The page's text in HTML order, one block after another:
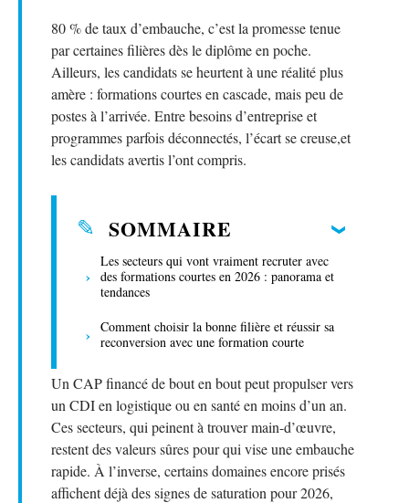
80 % de taux d’embauche, c’est la promesse tenue
par certaines filières dès le diplôme en poche.
Ailleurs, les candidats se heurtent à une réalité plus
amère : formations courtes en cascade, mais peu de
postes à l’arrivée. Entre besoins d’entreprise et
programmes parfois déconnectés, l’écart se creuse,et
les candidats avertis l’ont compris.
SOMMAIRE
Les secteurs qui vont vraiment recruter avec
des formations courtes en 2026 : panorama et
tendances
Comment choisir la bonne filière et réussir sa
reconversion avec une formation courte
Un CAP financé de bout en bout peut propulser vers
un CDI en logistique ou en santé en moins d’un an.
Ces secteurs, qui peinent à trouver main-d’œuvre,
restent des valeurs sûres pour qui vise une embauche
rapide. À l’inverse, certains domaines encore prisés
affichent déjà des signes de saturation pour 2026,